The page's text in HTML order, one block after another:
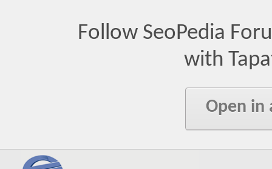
Follow SeoPedia
with
Open in